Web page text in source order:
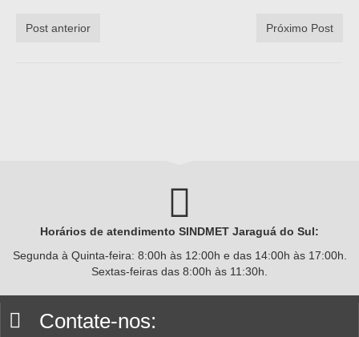
Post anterior Próximo Post
Horários de atendimento SINDMET Jaraguá do Sul:
Segunda à Quinta-feira: 8:00h às 12:00h e das 14:00h às 17:00h.
Sextas-feiras das 8:00h às 11:30h.
Contate-nos: